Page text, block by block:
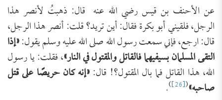
عن الأحنف بن قيس رضي الله عنه قال: ذهبتُ لأنصر هذا
الرجل، فلقيني أبو بكرة فقال: أين تريد؟ قلت: أنصر هذا الرجل،
قال: ارجع، فإني سمعت رسول الله صلى الله عليه وسلم يقول:«إذا
التقى المسلمان بسيفيهما فالقاتل والمقتول في النار»، فقلت: يا رسول
الله، هذا القاتل فما بال المقتول؟! قال:«إنه كان حريصًا على قتل
صاحبه»(
[26]
)
.